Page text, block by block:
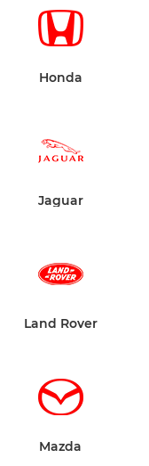
Honda
Jaguar
Land Rover
Mazda